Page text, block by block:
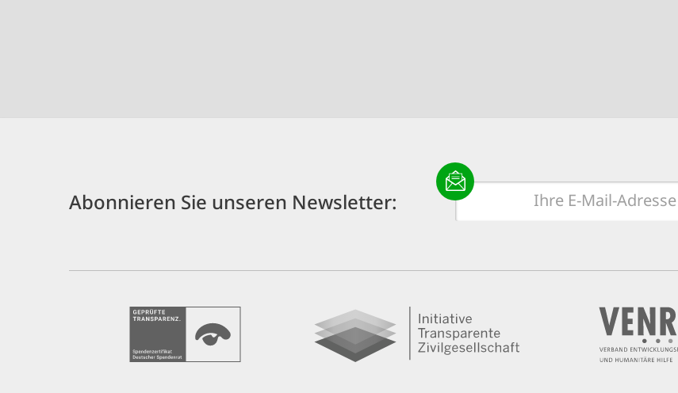
Abonnieren Sie unseren Newsletter:
E-
Mail